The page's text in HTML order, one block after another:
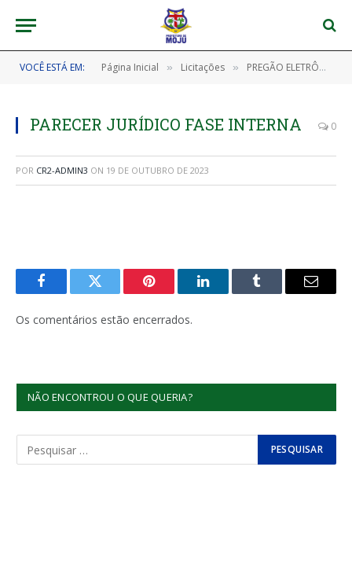
VOCÊ ESTÁ EM: Página Inicial » Licitações » PREGÃO ELETRÔNICO SRP Nº 202305290007 – PE SRP/CPL/PMM (AQUISIÇÃO DE MOBILIÁRIOS DIVERSOS, EM ATENDIMENTO À REDE PÚBLICA DE ENSINO DO MUNICÍPIO DE MOJU/PA)
PARECER JURÍDICO FASE INTERNA 0
POR CR2-ADMIN3 ON 19 DE OUTUBRO DE 2023
FacebookTwitter Pinterest LinkedInTumblr
E-
Os comentários estão encerrados.
NÃO ENCONTROU O QUE QUERIA?